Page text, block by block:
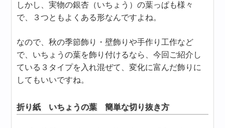
しかし、実物の銀杏（いちょう）の葉っぱも様々
で、３つともよくある形なんですよね。
なので、秋の季節飾り・壁飾りや手作り工作など
で、いちょうの葉を飾り付けるなら、今回ご紹介し
ている３タイプを入れ混ぜて、変化に富んだ飾りに
してもいいですね。
折り紙 いちょうの葉 簡単な切り抜き方